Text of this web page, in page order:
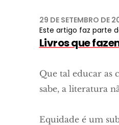
29 DE SETEMBRO DE
Este artigo faz parte
Livros que
Que tal educar as
sabe, a literatura
Equidade é um